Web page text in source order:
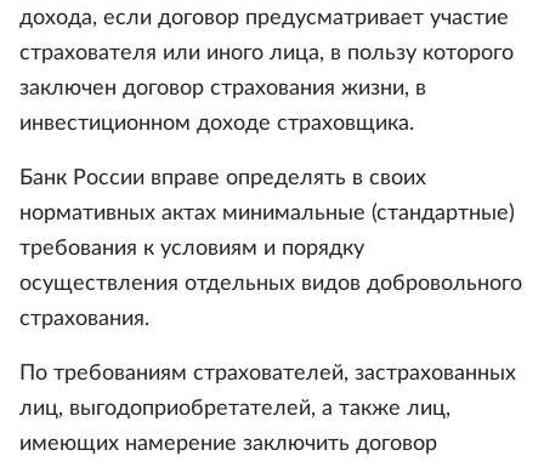
дохода, если договор предусматривает участие
страхователя или иного лица, в пользу которого
заключен договор страхования жизни, в
инвестиционном доходе страховщика.
Банк России вправе определять в своих
нормативных актах минимальные (стандартные)
требования к условиям и порядку
осуществления отдельных видов добровольного
страхования.
По требованиям страхователей, застрахованных
лиц, выгодоприобретателей, а также лиц,
имеющих намерение заключить договор